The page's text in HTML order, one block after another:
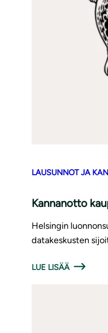
LAUSUNNOT JA
Kannanotto
Helsingin
datakeskusten
LUE LISÄÄ